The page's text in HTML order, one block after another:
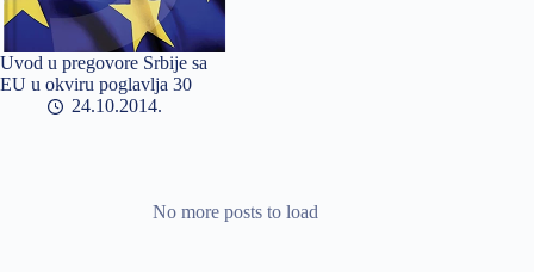
Uvod u pregovore Srbije sa
EU u okviru poglavlja 30
24.10.2014
No more posts to load